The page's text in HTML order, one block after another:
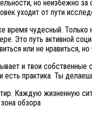
но неизбежно
уходит от пути
время чудесный.
Это путь активной
или не нравиться,
и твои
есть практика. Ты
Каждую жизненную
обзора